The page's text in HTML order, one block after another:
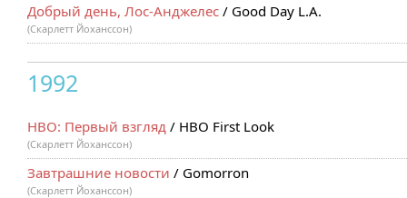
Добрый день, Лос-Анджелес / Good Day L.A.
(Скарлетт Йоханссон)
1992
HBO: Первый взгляд / HBO First Look
(Скарлетт Йоханссон)
Завтрашние новости / Gomorron
(Скарлетт Йоханссон)